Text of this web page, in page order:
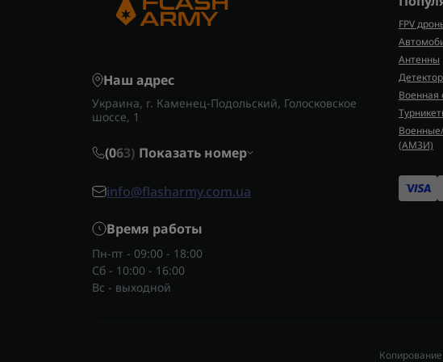
Наш адрес
Украина, г. Каменец-Подольский, Голосковское
шоссе, 1
(063) Показать номер
info@flasharmy.com.ua
Время работы
Пн-пт - 09:00 - 18:00
Сб - 10:00 - 16:00
Вс - выходной
FPV
Антенны
Военная
(AMЗИ)